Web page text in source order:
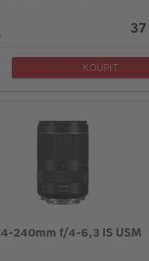
KOUPIT
240mm f/4-6,3 IS USM